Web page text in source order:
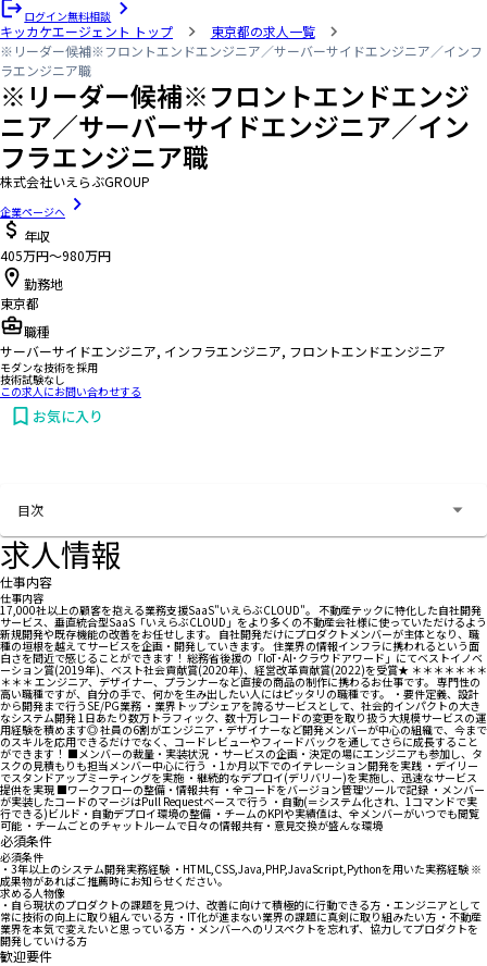
ログイン無料相談
キッカケエージェント トップ
東京都の求人一覧
※リーダー候補※フロントエンドエンジニア／サーバーサイドエンジニア／インフ
ラエンジニア職
※リーダー候補※フロントエンドエンジ
ニア／サーバーサイドエンジニア／イン
フラエンジニア職
株式会社いえらぶGROUP
企業ページへ
年収
405万円〜980万円
勤務地
東京都
職種
サーバーサイドエンジニア, インフラエンジニア, フロントエンドエンジニア
モダンな技術を採用
技術試験なし
この求人にお問い合わせする
お気に入り
目次
求人情報
仕事内容
仕事内容
17,000社以上の顧客を抱える業務支援SaaS"いえらぶCLOUD"。 不動産テックに特化した自社開発
サービス、垂直統合型SaaS「いえらぶCLOUD」をより多くの不動産会社様に使っていただけるよう
新規開発や既存機能の改善をお任せします。 自社開発だけにプロダクトメンバーが主体となり、職
種の垣根を越えてサービスを企画・開発していきます。 住業界の情報インフラに携われるという面
白さを間近で感じることができます！ 総務省後援の「IoT･AI･クラウドアワード」にてベストイノベ
ーション賞(2019年)、ベスト社会貢献賞(2020年)、経営改革貢献賞(2022)を受賞★ ＊＊＊＊＊＊＊
＊＊＊ エンジニア、デザイナー、プランナーなど直接の商品の制作に携わるお仕事です。 専門性の
高い職種ですが、自分の手で、何かを生み出したい人にはピッタリの職種です。 ・要件定義、設計
から開発まで行うSE/PG業務 ・業界トップシェアを誇るサービスとして、社会的インパクトの大き
なシステム開発 1日あたり数万トラフィック、数十万レコードの変更を取り扱う大規模サービスの運
用経験を積めます◎ 社員の6割がエンジニア・デザイナーなど開発メンバーが中心の組織で、今まで
のスキルを応用できるだけでなく、コードレビューやフィードバックを通してさらに成長すること
ができます！ ■メンバーの裁量・実装状況 ・サービスの企画・決定の場にエンジニアも参加し、タ
スクの見積もりも担当メンバー中心に行う ・1か月以下でのイテレーション開発を実践 ・デイリー
でスタンドアップミーティングを実施 ・継続的なデプロイ(デリバリー)を実施し、迅速なサービス
提供を実現 ■ワークフローの整備・情報共有 ・全コードをバージョン管理ツールで記録 ・メンバー
が実装したコードのマージはPull Requestベースで行う ・自動(＝システム化され、1コマンドで実
行できる)ビルド・自動デプロイ環境の整備 ・チームのKPIや実績値は、全メンバーがいつでも閲覧
可能 ・チームごとのチャットルームで日々の情報共有・意見交換が盛んな環境
必須条件
必須条件
・3年以上のシステム開発実務経験 ・HTML,CSS,Java,PHP,JavaScript,Pythonを用いた実務経験 ※
成果物があればご推薦時にお知らせください。
求める人物像
・自ら現状のプロダクトの課題を見つけ、改善に向けて積極的に行動できる方 ・エンジニアとして
常に技術の向上に取り組んでいる方 ・IT化が進まない業界の課題に真剣に取り組みたい方 ・不動産
業界を本気で変えたいと思っている方 ・メンバーへのリスペクトを忘れず、協力してプロダクトを
開発していける方
歓迎要件